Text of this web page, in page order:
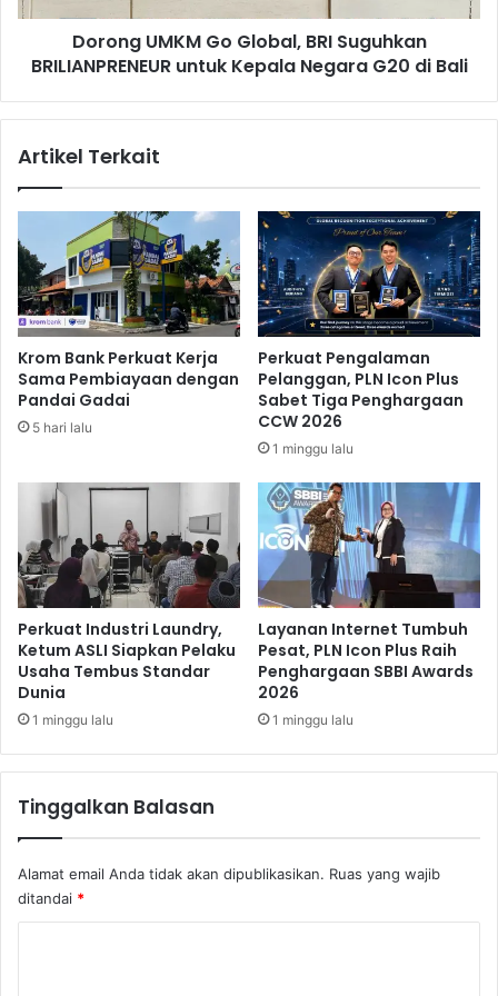
K
k
R
o
l
e
M
o
d
l
n
K
o
,
B
R
I
u
g
h
a
R
I
L
I
A
N
P
R
U
R
n
t
u
Dorong UMKM Go Global, BRI Suguhkan
BRILIANPRENEUR untuk Kepala Negara G20 di Bali
Artikel Terkait
Krom Bank Perkuat Kerja
Sama Pembiayaan dengan
Pandai Gadai
5 hari lalu
Perkuat Pengalaman
Pelanggan, PLN Icon Plus
Sabet Tiga Penghargaan
CCW 2026
1 minggu lalu
Perkuat Industri Laundry,
Ketum ASLI Siapkan Pelaku
Usaha Tembus Standar
Dunia
1 minggu lalu
Layanan Internet Tumbuh
Pesat, PLN Icon Plus Raih
Penghargaan SBBI Awards
2026
1 minggu lalu
Tinggalkan Balasan
Alamat email Anda tidak akan dipublikasikan. Ruas yang wajib
ditandai *